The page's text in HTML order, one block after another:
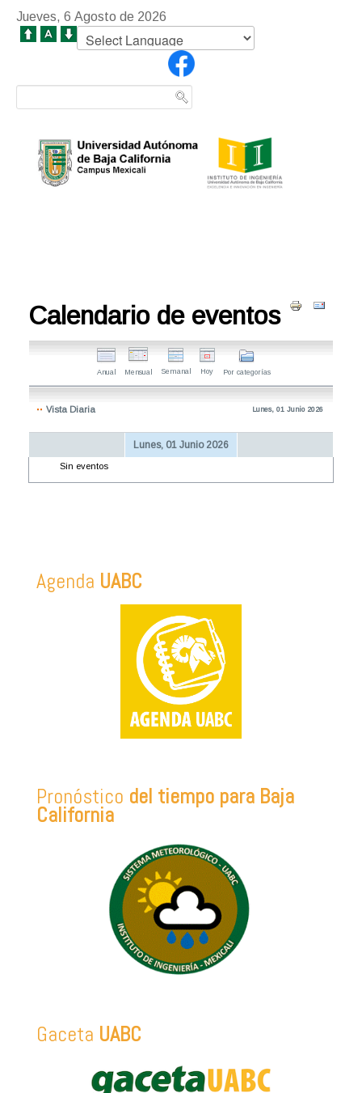
Jueves, 6 Agosto de 2026
Calendario de eventos
Anual Mensual Semanal Hoy Por categorías
Vista Diaria Lunes, 01 Junio 2026
Lunes, 01 Junio 2026
Sin eventos
Agenda UABC
Pronóstico del tiempo para Baja
California
Gaceta UABC